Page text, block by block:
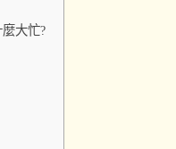
大忙?